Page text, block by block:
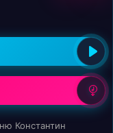
Константин